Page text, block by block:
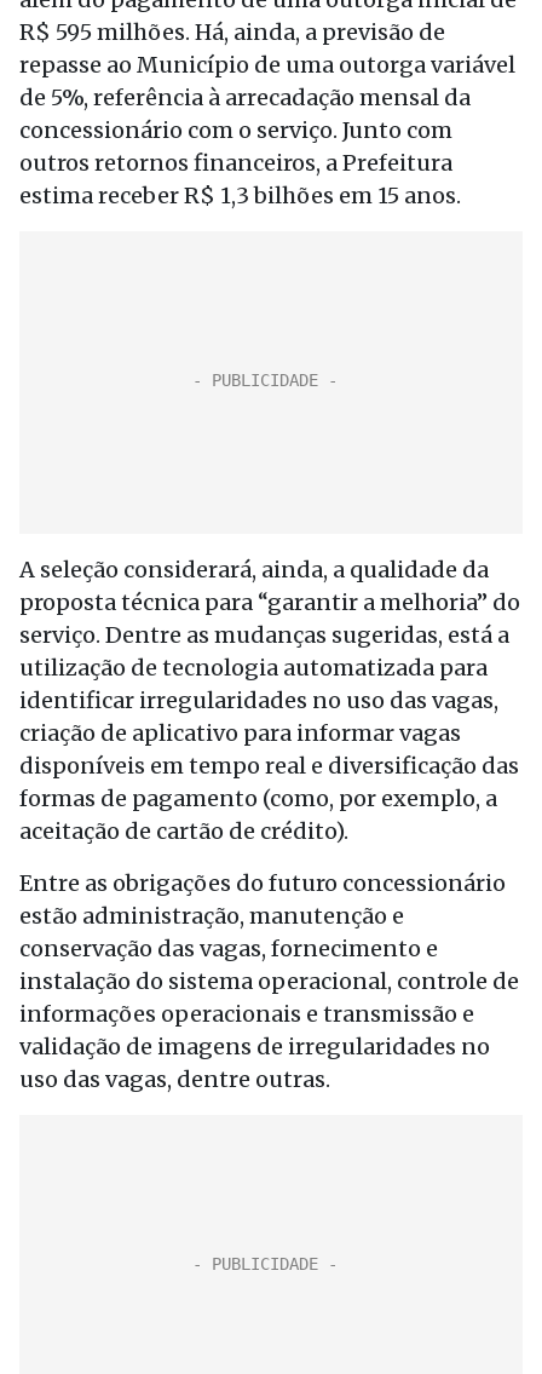
R$ 595 milhões. Há, ainda, a previsão de
repasse ao Município de uma outorga variável
de 5%, referência à arrecadação mensal da
concessionário com o serviço. Junto com
outros retornos financeiros, a Prefeitura
estima receber R$ 1,3 bilhões em 15 anos.
A seleção considerará, ainda, a qualidade da
proposta técnica para “garantir a melhoria” do
serviço. Dentre as mudanças sugeridas, está a
utilização de tecnologia automatizada para
identificar irregularidades no uso das vagas,
criação de aplicativo para informar vagas
disponíveis em tempo real e diversificação das
formas de pagamento (como, por exemplo, a
aceitação de cartão de crédito).
Entre as obrigações do futuro concessionário
estão administração, manutenção e
conservação das vagas, fornecimento e
instalação do sistema operacional, controle de
informações operacionais e transmissão e
validação de imagens de irregularidades no
uso das vagas, dentre outras.